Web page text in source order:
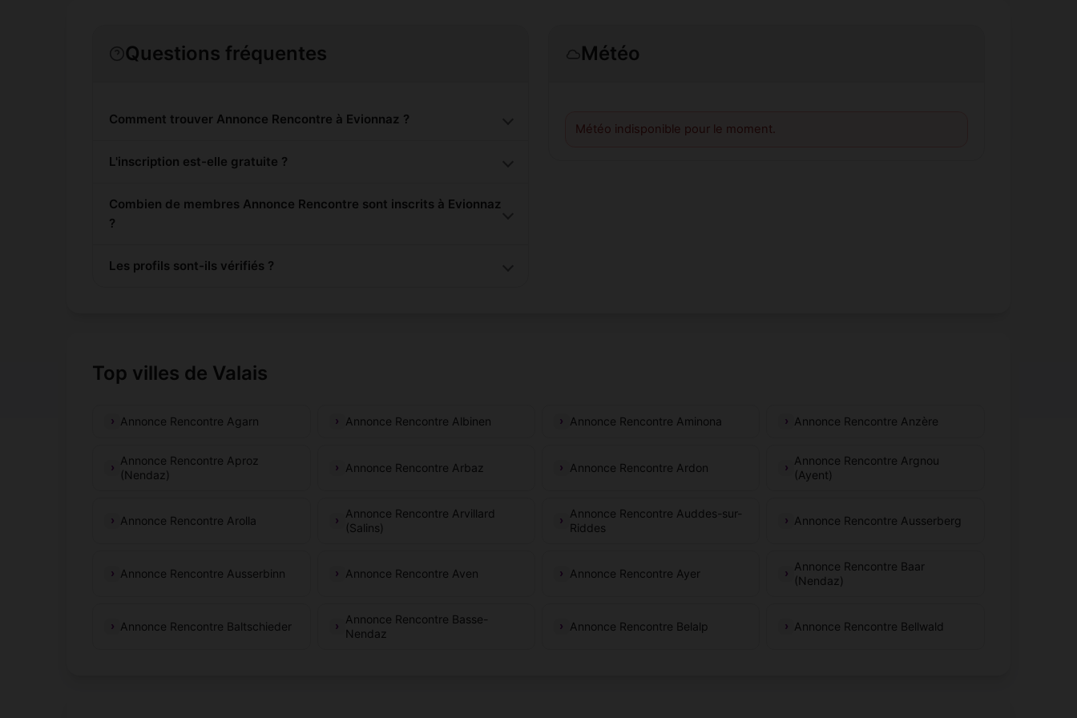
Questions fréquentes
Comment trouver Annonce Rencontre à Evionnaz ?
L'inscription est-elle gratuite ?
Combien de membres Annonce Rencontre sont inscrits à Evionnaz
?
Les profils sont-ils vérifiés ?
Météo
Météo indisponible pour le moment.
Top villes de Valais
Annonce Rencontre Agarn Annonce Rencontre Albinen Annonce Rencontre Aminona Annonce Rencontre Anzère
Annonce Rencontre Aproz
(Nendaz)
Annonce Rencontre Arbaz Annonce Rencontre Ardon
Annonce Rencontre Argnou
(Ayent)
Annonce Rencontre Arolla
Annonce Rencontre Arvillard
(Salins)
Annonce Rencontre Auddes-sur-
Riddes
Annonce Rencontre Ausserberg
Annonce Rencontre Ausserbinn Annonce Rencontre Aven Annonce Rencontre Ayer
Annonce Rencontre Baar
(Nendaz)
Annonce Rencontre Baltschieder
Annonce Rencontre Basse-
Nendaz
Annonce Rencontre Belalp Annonce Rencontre Bellwald